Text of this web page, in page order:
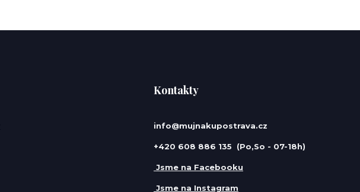
Kontakty
info@mujnakupostrava.cz
+420 608 886 135 (Po,So - 07-18h)
Jsme na Facebooku
Jsme na Instagram